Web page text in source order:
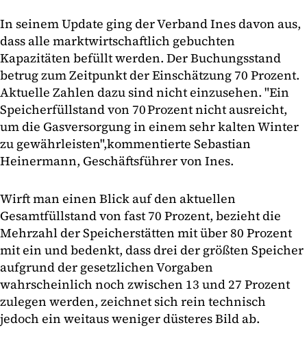
In seinem Update ging der Verband Ines davon aus,
dass alle marktwirtschaftlich gebuchten
Kapazitäten befüllt werden. Der Buchungsstand
betrug zum Zeitpunkt der Einschätzung 70 Prozent.
Aktuelle Zahlen dazu sind nicht einzusehen. "Ein
Speicherfüllstand von 70 Prozent nicht ausreicht,
um die Gasversorgung in einem sehr kalten Winter
zu gewährleisten",kommentierte Sebastian
Heinermann, Geschäftsführer von Ines.
Wirft man einen Blick auf den aktuellen
Gesamtfüllstand von fast 70 Prozent, bezieht die
Mehrzahl der Speicherstätten mit über 80 Prozent
mit ein und bedenkt, dass drei der größten Speicher
aufgrund der gesetzlichen Vorgaben
wahrscheinlich noch zwischen 13 und 27 Prozent
zulegen werden, zeichnet sich rein technisch
jedoch ein weitaus weniger düsteres Bild ab.